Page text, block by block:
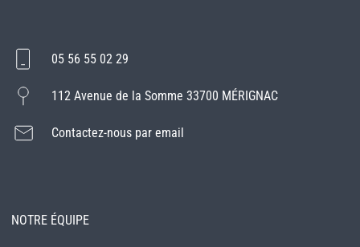
05 56 55 02 29
112 Avenue de la Somme 33700 MÉRIGNAC
Contactez-nous par email
NOTRE ÉQUIPE